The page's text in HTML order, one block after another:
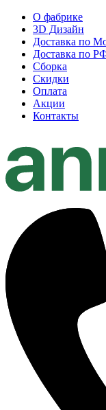
О фабрике
3D Дизайн
Доставка по
Доставка по
Сборка
Скидки
Оплата
Акции
Контакты